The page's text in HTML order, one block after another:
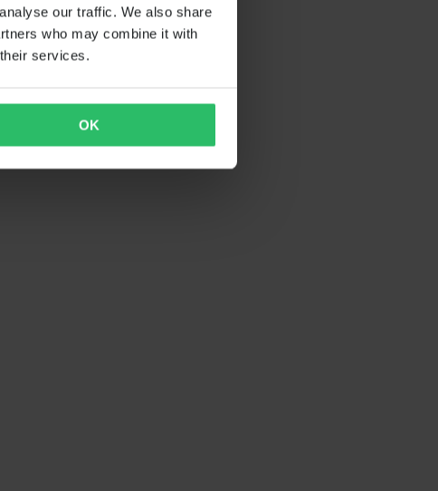
our traffic. We also share
who may combine it with
services.
OK